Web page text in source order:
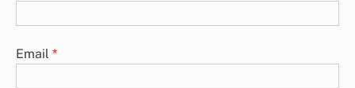
Email *